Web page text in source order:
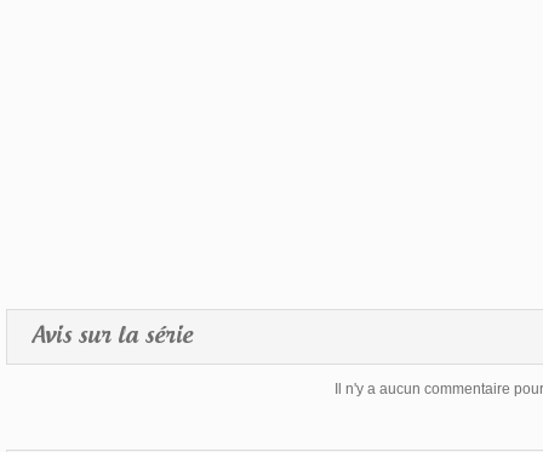
Avis sur la série
Il n'y a aucun commentaire